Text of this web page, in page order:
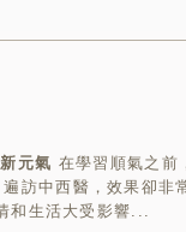
元氣 在學習順氣之前
訪中西醫，效果卻非
和生活大受影響...